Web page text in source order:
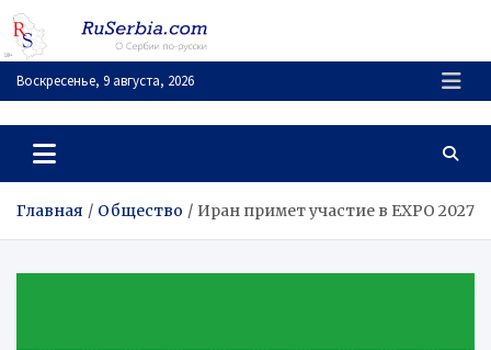
Перейти
содержимому
Воскресенье, 9 августа, 2026
RuSerbia.com
О Сербии – по-русски
Главная Общество Иран примет участие в EXPO 2027